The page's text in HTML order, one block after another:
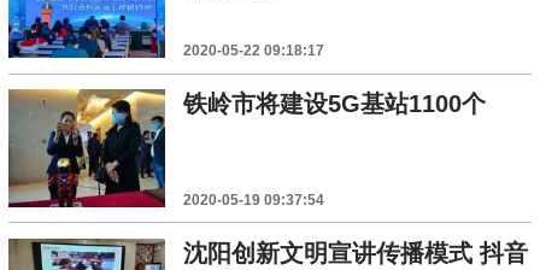
2020-05-22 09:18:17
铁岭市将建设5G基站1100个
2020-05-19 09:37:54
沈阳创新文明宣讲传播模式 抖音